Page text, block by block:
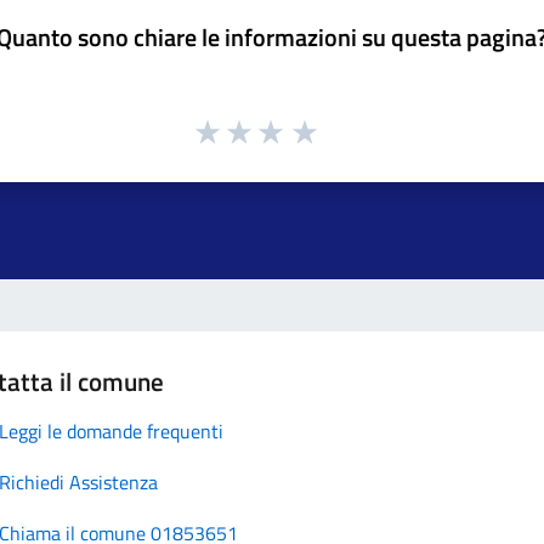
sono chiare le informazioni su questa
il comune
Leggi le domande frequenti
Richiedi Assistenza
Chiama il comune 01853651